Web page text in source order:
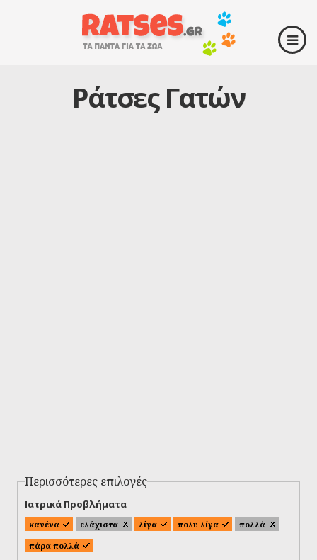
Ράτσες Γατών
Περισσότερες επιλογές
Ιατρικά Προβλήματα
κανένα ελάχιστα λίγα πολυ λίγα
πολλά
πάρα πολλά